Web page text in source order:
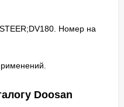
Номер на
Doosan